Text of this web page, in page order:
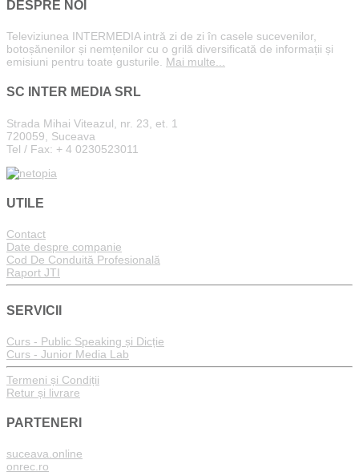
DESPRE NOI
Televiziunea INTERMEDIA intră zi de zi în casele sucevenilor,
botoșănenilor și nemțenilor cu o grilă diversificată de informații și
emisiuni pentru toate gusturile. Mai multe...
SC INTER MEDIA SRL
Strada Mihai Viteazul, nr. 23, et. 1
720059, Suceava
Tel / Fax: + 4 0230523011
UTILE
Contact
Date despre companie
Cod De Conduită Profesională
Raport JTI
SERVICII
Curs - Public Speaking și Dicție
Curs - Junior Media Lab
Termeni și Condiții
Retur și livrare
PARTENERI
suceava.online
onrec.ro